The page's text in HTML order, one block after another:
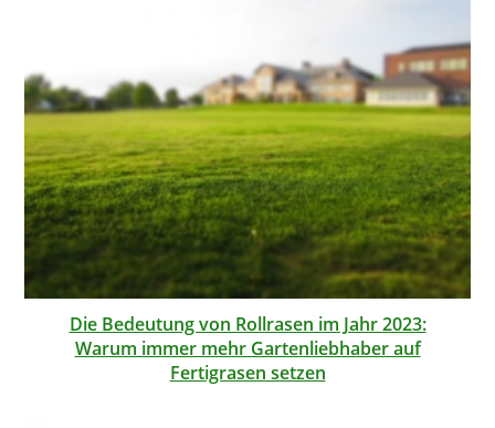
Die Bedeutung von Rollrasen im Jahr 2023:
Warum immer mehr Gartenliebhaber auf
Fertigrasen setzen